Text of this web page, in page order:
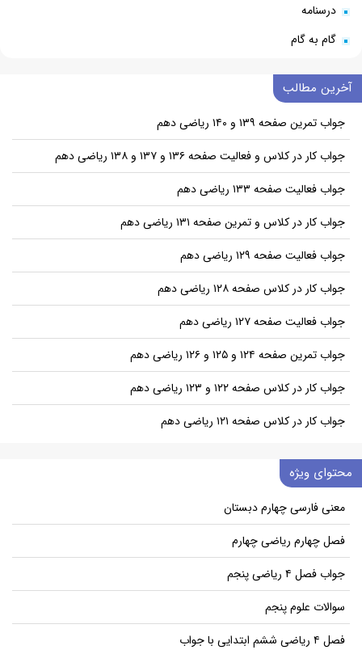
درسنامه
گام به گام
آخرین مطالب
جواب تمرین صفحه ۱۳۹ و ۱۴۰ ریاضی دهم
جواب کار در کلاس و فعالیت صفحه ۱۳۶ و ۱۳۷ و ۱۳۸ ریاضی دهم
جواب فعالیت صفحه ۱۳۳ ریاضی دهم
جواب کار در کلاس و تمرین صفحه ۱۳۱ ریاضی دهم
جواب فعالیت صفحه ۱۲۹ ریاضی دهم
جواب کار در کلاس صفحه ۱۲۸ ریاضی دهم
جواب فعالیت صفحه ۱۲۷ ریاضی دهم
جواب تمرین صفحه ۱۲۴ و ۱۲۵ و ۱۲۶ ریاضی دهم
جواب کار در کلاس صفحه ۱۲۲ و ۱۲۳ ریاضی دهم
جواب کار در کلاس صفحه ۱۲۱ ریاضی دهم
محتوای ویژه
معنی فارسی چهارم دبستان
فصل چهارم ریاضی چهارم
جواب فصل ۴ ریاضی پنجم
سوالات علوم پنجم
فصل ۴ ریاضی ششم ابتدایی با جواب